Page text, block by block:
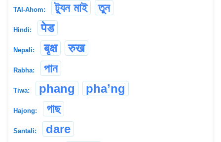
TAI-Ahom: ট্যুন মাই তুন
Hindi: पेड
Nepali: बृक्ष रुख
Rabha: পান
Tiwa: phang pha’ng
Hajong: গাছ
Santali: dare